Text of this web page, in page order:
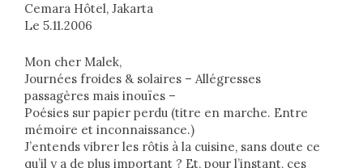
Cemara Hôtel, Jakarta
Le 5.11.2006
Mon cher Malek,
Journées froides & solaires – Allégresses
passagères mais inouïes –
Poésies sur papier perdu (titre en marche. Entre
mémoire et inconnaissance.)
J’entends vibrer les rôtis à la cuisine, sans doute ce
qu’il y a de plus important ? Et, pour l’instant, ces